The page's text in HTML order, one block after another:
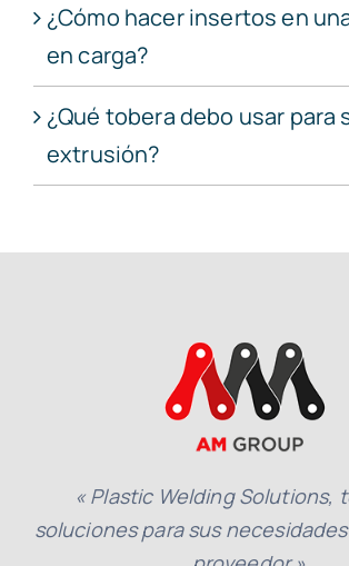
¿Cómo hacer insertos en
en carga?
¿Qué tobera debo usar para
extrusión?
« Plastic Welding Solutions,
soluciones para sus